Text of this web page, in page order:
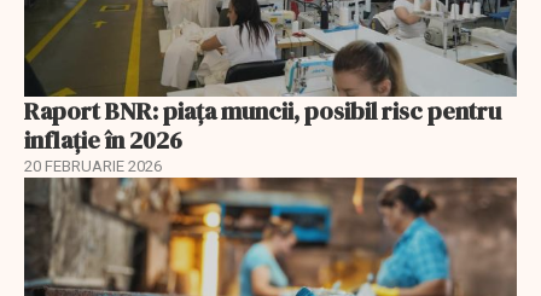
Raport BNR: piața muncii, posibil risc pentru
inflație în 2026
20 FEBRUARIE 2026